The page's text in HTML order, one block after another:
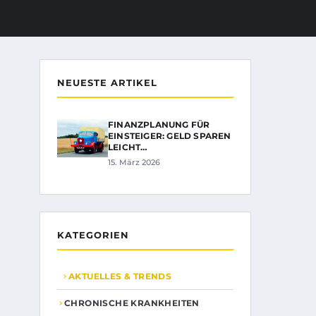
NEUESTE ARTIKEL
FINANZPLANUNG FÜR
EINSTEIGER: GELD SPAREN
LEICHT…
15. März 2026
KATEGORIEN
AKTUELLES & TRENDS
CHRONISCHE KRANKHEITEN